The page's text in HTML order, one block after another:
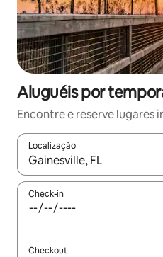
Aluguéis por
Encontre e reserve lugares
Localização
Quando os resultados
Check-in
Checkout